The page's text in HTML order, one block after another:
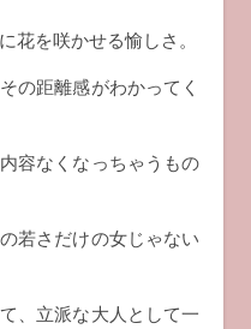
花を咲かせる愉しさ。
の距離感がわかってく
容なくなっちゃうもの
若さだけの女じゃない
、立派な大人として一